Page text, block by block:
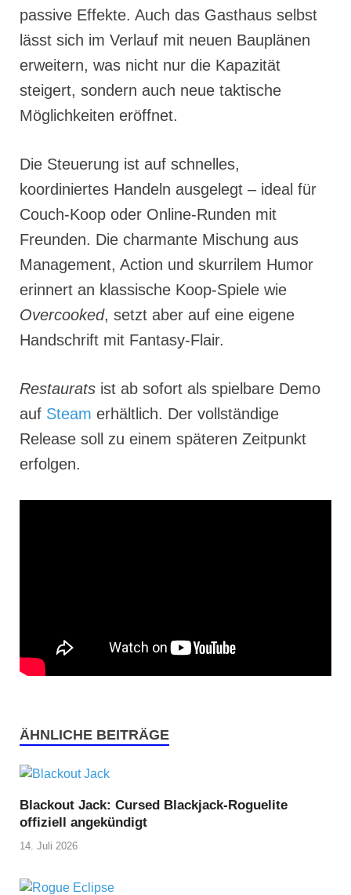
passive Effekte. Auch das Gasthaus selbst
lässt sich im Verlauf mit neuen Bauplänen
erweitern, was nicht nur die Kapazität
steigert, sondern auch neue taktische
Möglichkeiten eröffnet.
Die Steuerung ist auf schnelles,
koordiniertes Handeln ausgelegt – ideal für
Couch-Koop oder Online-Runden mit
Freunden. Die charmante Mischung aus
Management, Action und skurrilem Humor
erinnert an klassische Koop-Spiele wie
Overcooked, setzt aber auf eine eigene
Handschrift mit Fantasy-Flair.
Restaurats ist ab sofort als spielbare Demo
auf Steam erhältlich. Der vollständige
Release soll zu einem späteren Zeitpunkt
erfolgen.
ÄHNLICHE BEITRÄGE
Blackout Jack: Cursed Blackjack-Roguelite
offiziell angekündigt
14. Juli 2026